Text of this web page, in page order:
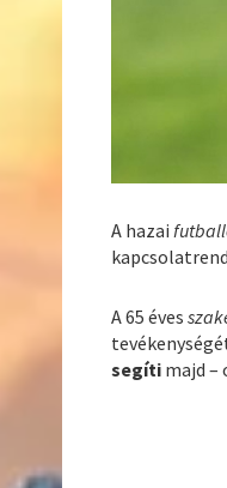
A hazai
A 65 éves
segíti majd –